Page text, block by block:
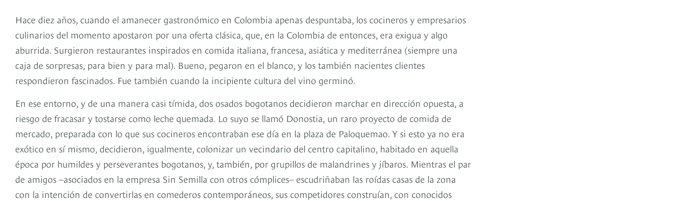
Hace diez años, cuando el amanecer gastronómico en Colombia apenas despuntaba, los cocineros y empresarios
culinarios del momento apostaron por una oferta clásica, que, en la Colombia de entonces, era exigua y algo
aburrida. Surgieron restaurantes inspirados en comida italiana, francesa, asiática y mediterránea (siempre una
caja de sorpresas, para bien y para mal). Bueno, pegaron en el blanco, y los también nacientes clientes
respondieron fascinados. Fue también cuando la incipiente cultura del vino germinó.
En ese entorno, y de una manera casi tímida, dos osados bogotanos decidieron marchar en dirección opuesta, a
riesgo de fracasar y tostarse como leche quemada. Lo suyo se llamó Donostia, un raro proyecto de comida de
mercado, preparada con lo que sus cocineros encontraban ese día en la plaza de Paloquemao. Y si esto ya no era
exótico en sí mismo, decidieron, igualmente, colonizar un vecindario del centro capitalino, habitado en aquella
época por humildes y perseverantes bogotanos, y, también, por grupillos de malandrines y jíbaros. Mientras el par
de amigos –asociados en la empresa Sin Semilla con otros cómplices– escudriñaban las roídas casas de la zona
con la intención de convertirlas en comederos contemporáneos, sus competidores construían, con conocidos